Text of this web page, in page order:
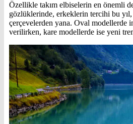
Özellikle takım elbiselerin en önemli
gözlüklerinde, erkeklerin tercihi bu
çerçevelerden yana. Oval modellerde
verilirken, kare modellerde ise yeni